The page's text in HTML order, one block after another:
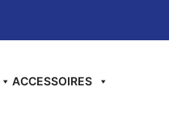
ACCESSOIRES